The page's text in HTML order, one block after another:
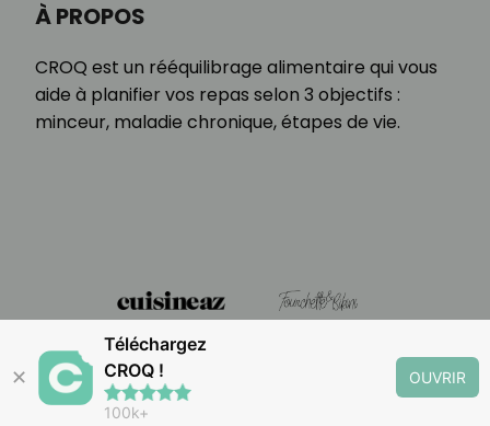
À PROPOS
CROQ est un rééquilibrage alimentaire qui vous
aide à planifier vos repas selon 3 objectifs :
minceur, maladie chronique, étapes de vie.
✕
Téléchargez
CROQ !
100k+
OUVRIR